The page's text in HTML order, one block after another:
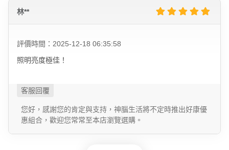
林**
評價時間：2025-12-18 06:35:58
照明亮度極佳！
您好，感謝您的肯定與支持，神腦生活將不定時推出好康優
惠組合，歡迎您常常至本店瀏覽選購。